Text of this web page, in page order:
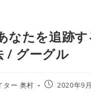
なたを追跡
/ グーグル
ター 奥村
投
2020年9